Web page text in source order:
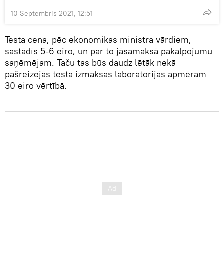
10 Septembris 2021, 12:51
Testa cena, pēc ekonomikas ministra vārdiem,
sastādīs 5-6 eiro, un par to jāsamaksā pakalpojumu
saņēmējam. Taču tas būs daudz lētāk nekā
pašreizējās testa izmaksas laboratorijās apmēram
30 eiro vērtībā.